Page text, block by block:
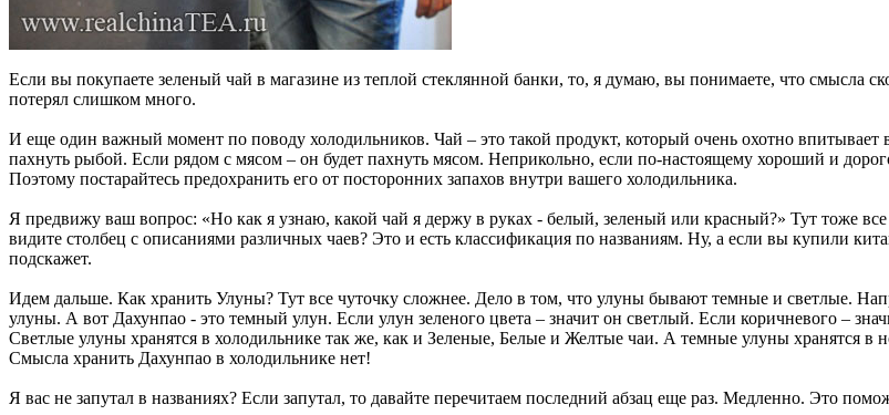
Если вы покупаете зеленый чай в магазине из теплой стеклянной банки, то, я думаю, вы понимаете, что смысла
потерял слишком много.
И еще один важный момент по поводу холодильников. Чай – это такой продукт, который очень охотно впитывает
пахнуть рыбой. Если рядом с мясом – он будет пахнуть мясом. Неприкольно, если по-настоящему хороший и
Поэтому постарайтесь предохранить его от посторонних запахов внутри вашего холодильника.
Я предвижу ваш вопрос: «Но как я узнаю, какой чай я держу в руках - белый, зеленый или красный?» Тут тоже
видите столбец с описаниями различных чаев? Это и есть классификация по названиям. Ну, а если вы купили
подскажет.
Идем дальше. Как хранить Улуны? Тут все чуточку сложнее. Дело в том, что улуны бывают темные и светлые.
улуны. А вот Дахунпао - это темный улун. Если улун зеленого цвета – значит он светлый. Если коричневого –
Светлые улуны хранятся в холодильнике так же, как и Зеленые, Белые и Желтые чаи. А темные улуны хранятся в
Смысла хранить Дахунпао в холодильнике нет!
Я вас не запутал в названиях? Если запутал, то давайте перечитаем последний абзац еще раз. Медленно. Это